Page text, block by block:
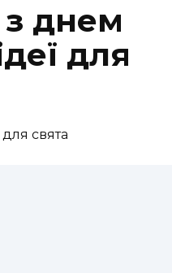
з днем
для